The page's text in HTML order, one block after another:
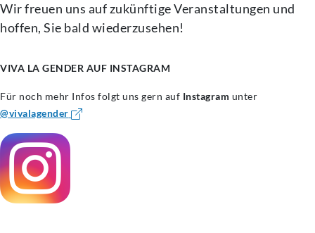
Wir freuen uns auf zukünftige Veranstaltungen und
hoffen, Sie bald wiederzusehen!
VIVA LA GENDER AUF INSTAGRAM
Für noch mehr Infos folgt uns gern auf Instagram unter
@vivalagender